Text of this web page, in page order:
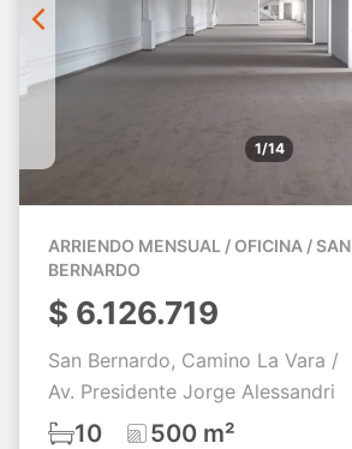
1/14
ARRIENDO MENSUAL / OFICINA / SAN
BERNARDO
$ 6.126.719
San Bernardo, Camino La Vara /
Av. Presidente Jorge Alessandri
10 500 m²